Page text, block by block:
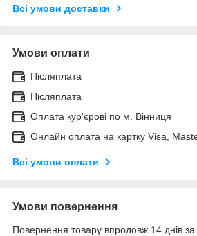
Всі умови доставки
Умови оплати
Післяплата
Післяплата
Оплата кур'єрові по м. Вінниця
Онлайн оплата на картку Visa,
Всі умови оплати
Умови повернення
Повернення товару впродовж 14 днів